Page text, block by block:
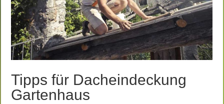
Tipps für Dacheindeckung
Gartenhaus